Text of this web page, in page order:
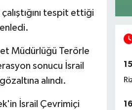
tespit ettiği
Müdürlüğü Terörle
sonucu İsrail
alındı.
İsrail Çevrimiçi